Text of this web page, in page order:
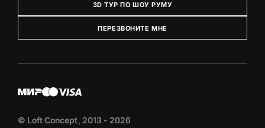
3D ТУР ПО ШОУ РУМУ
ПЕРЕЗВОНИТЕ МНЕ
© Loft Concept, 2013 - 2026